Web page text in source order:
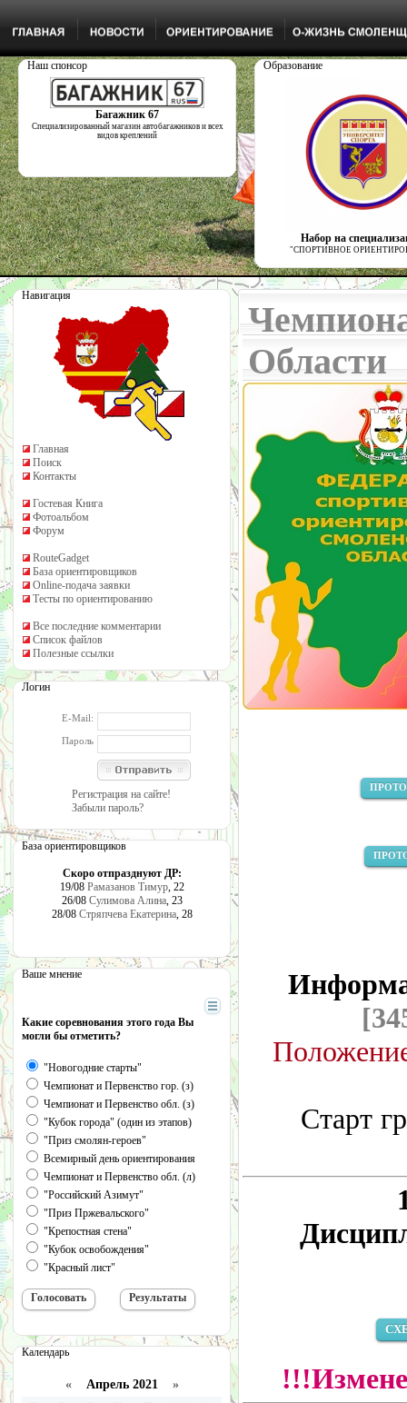
Наш спонсор
Багажник 67
Специализированный магазин автобагажников и всех
видов креплений
Образование
Набор на
"СПОРТИВНОЕ
Навигация
Главная
Поиск
Контакты
Гостевая Книга
Фотоальбом
Форум
RouteGadget
База ориентировщиков
Online-подача заявки
Тесты по ориентированию
Все последние комментарии
Список файлов
Полезные ссылки
Логин
E-Mail:
Пароль
Регистрация на сайте!
Забыли пароль?
База ориентировщиков
Скоро отпразднуют ДР:
19/08 Рамазанов Тимур, 22
26/08 Сулимова Алина, 23
28/08 Стряпчева Екатерина, 28
Ваше мнение
Какие соревнования этого года Вы
могли бы отметить?
"Новогодние старты"
Чемпионат и Первенство гор. (з)
Чемпионат и Первенство обл. (з)
"Кубок города" (один из этапов)
"Приз смолян-героев"
Всемирный день ориентирования
Чемпионат и Первенство обл. (л)
"Российский Азимут"
"Приз Пржевальского"
"Крепостная стена"
"Кубок освобождения"
"Красный лист"
Календарь
«Апрель 2021 »
Области
Старт